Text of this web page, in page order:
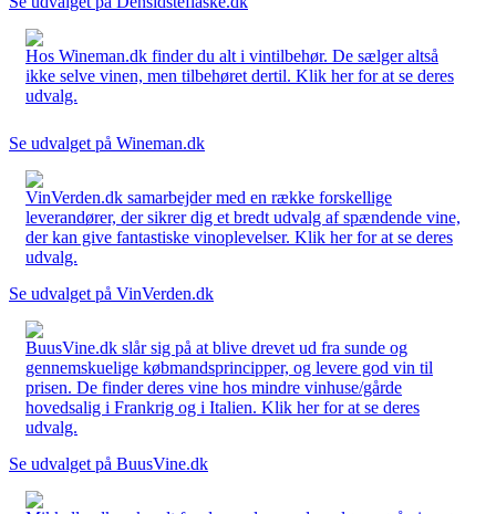
Hos Wineman.dk finder du alt i vintilbehør. De sælger altså
ikke selve vinen, men tilbehøret dertil. Klik her for at se deres
udvalg.
Se udvalget på Wineman.dk
VinVerden.dk samarbejder med en række forskellige
leverandører, der sikrer dig et bredt udvalg af spændende vine,
der kan give fantastiske vinoplevelser. Klik her for at se deres
udvalg.
Se udvalget på VinVerden.dk
BuusVine.dk slår sig på at blive drevet ud fra sunde og
gennemskuelige købmandsprincipper, og levere god vin til
prisen. De finder deres vine hos mindre vinhuse/gårde
hovedsalig i Frankrig og i Italien. Klik her for at se deres
udvalg.
Se udvalget på BuusVine.dk